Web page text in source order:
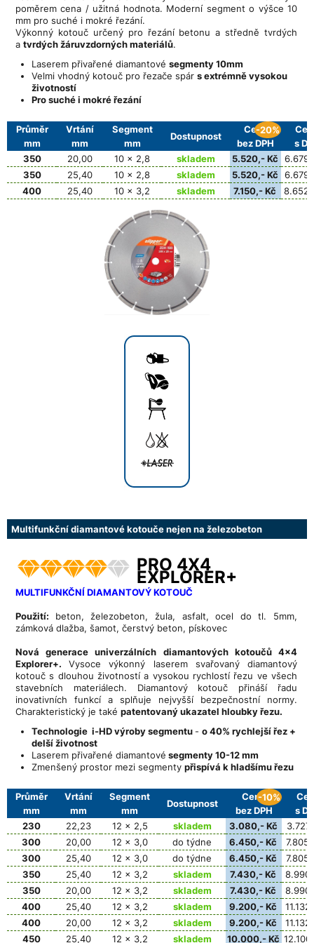
poměrem cena / užitná hodnota. Moderní segment o výšce 10
mm pro suché i mokré řezání.
Výkonný kotouč určený pro řezání betonu a středně tvrdých
a tvrdých žáruvzdorných materiálů.
Laserem přivařené diamantové segmenty 10mm
Velmi vhodný kotouč pro řezače spár s extrémně vysokou
životností
Pro suché i mokré řezání
Průměr
mm
Vrtání
mm
Segment
mm
Dostupnost
Cena
bez DPH
-20%
s
350
20,00 10 x 2,8 skladem 5.520,- Kč
350
25,40 10 x 2,8 skladem 5.520,- Kč
400
25,40 10 x 3,2 skladem 7.150,- Kč
Multifunkční diamantové kotouče nejen na železobeton
PRO 4X4
EXPLORER+
MULTIFUNKČNÍ DIAMANTOVÝ KOTOUČ
Použití: beton, železobeton, žula, asfalt, ocel do tl. 5mm,
zámková dlažba, šamot, čerstvý beton, pískovec
Nová generace univerzálních diamantových kotoučů 4x4
Explorer+.Vysoce výkonný laserem svařovaný diamantový
kotouč s dlouhou životností a vysokou rychlostí řezu ve všech
stavebních materiálech. Diamantový kotouč přináší řadu
inovativních funkcí a splňuje nejvyšší bezpečnostní normy.
Charakteristický je také patentovaný ukazatel hloubky řezu.
Technologie i-HD výroby segmentu - o 40% rychlejší řez +
delší životnost
Laserem přivařené diamantové segmenty 10-12 mm
Zmenšený prostor mezi segmenty přispívá k hladšímu řezu
Průměr
mm
Vrtání
mm
Segment
mm
Dostupnost
Cena
bez DPH
-10%
s
230
22,23 12 x 2,5 skladem 3.080,- Kč
300
20,00 12 x 3,0 do týdne 6.450,- Kč
300
25,40 12 x 3,0 do týdne 6.450,- Kč
350
25,40 12 x 3,2 skladem 7.430,- Kč
350
20,00 12 x 3,2 skladem 7.430,- Kč
400
25,40 12 x 3,2 skladem 9.200,- Kč
400
20,00 12 x 3,2 skladem 9.200,- Kč
450
25,40 12 x 3,2 skladem 10.000,- Kč